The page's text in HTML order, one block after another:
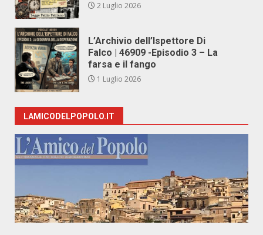
2 Luglio 2026
L’Archivio dell’Ispettore Di
Falco | 46909 -Episodio 3 – La
farsa e il fango
1 Luglio 2026
LAMICODELPOPOLO.IT